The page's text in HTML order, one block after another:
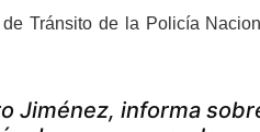
Tránsito de la Policía
Jiménez, informa